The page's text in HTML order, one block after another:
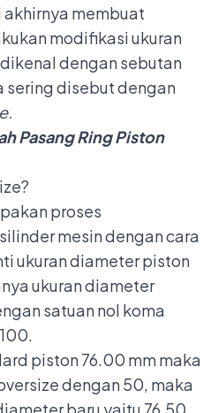
membuat
modifikasi ukuran
dengan sebutan
sering disebut dengan
Pasang Ring Piston
proses
mesin dengan cara
ukuran diameter piston
ukuran diameter
satuan nol koma
piston 76.00 mm maka
dengan 50, maka